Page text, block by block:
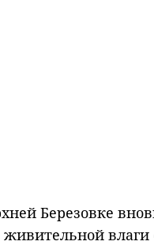
Березовке